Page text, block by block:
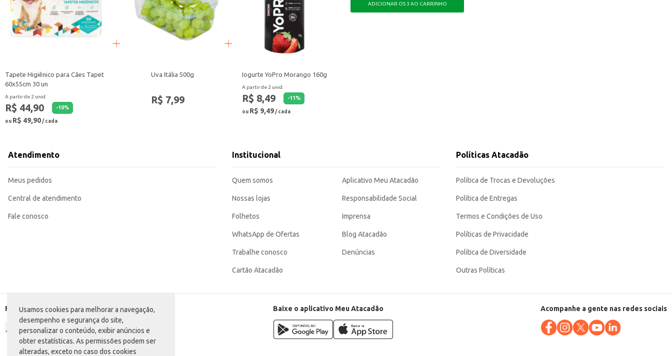
Usamos cookies para melhorar a navegação,
desempenho e segurança do site,
personalizar o conteúdo, exibir anúncios e
obter estatísticas. As permissões podem ser
alteradas, exceto no caso dos cookies
Tapete Higiênico para Cães Tapet
60x55cm 30 un
A partir de 2 unid.
R$ 44,90 -10%
ou R$ 49,90/ cada
Uva Itália 500g
R$ 7,99
Iogurte YoPro Morango 160g
A partir de 2 unid.
R$ 8,49 -11 %
ou R$ 9,49/ cada
ADICIONAR OS 3 AO CARRINHO
Atendimento
Meus pedidos
Central de atendimento
Fale conosco
Institucional
Quem somos
Nossas lojas
Folhetos
WhatsApp de Ofertas
Trabalhe conosco
Cartão Atacadão
Aplicativo Meu Atacadão
Responsabilidade Social
Imprensa
Blog Atacadão
Denúncias
Políticas Atacadão
Política de Trocas e Devoluções
Política de Entregas
Termos e Condições de Uso
Políticas de Privacidade
Política de Diversidade
Outras Políticas
Formas de pagamento Baixe o aplicativo Meu Atacadão Acompanhe a gente nas redes sociais